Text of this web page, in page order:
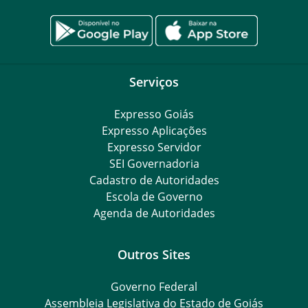
Serviços
Expresso Goiás
Expresso Aplicações
Expresso Servidor
SEI Governadoria
Cadastro de Autoridades
Escola de Governo
Agenda de Autoridades
Outros Sites
Governo Federal
Assembleia Legislativa do Estado de Goiás